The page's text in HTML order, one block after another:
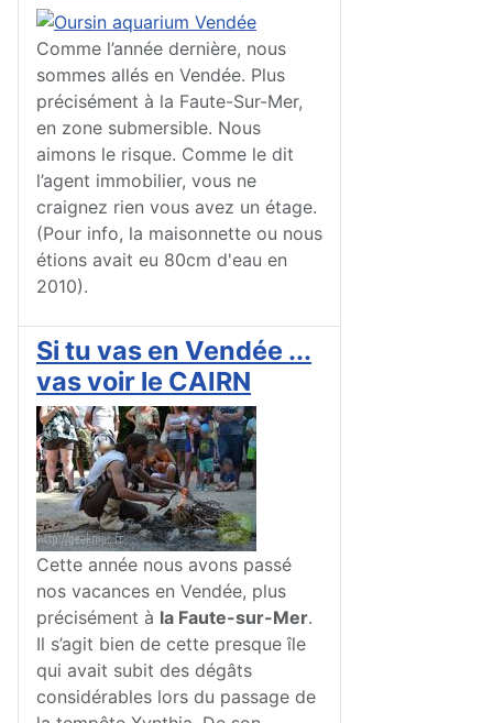
Comme l’année dernière, nous
sommes allés en Vendée. Plus
précisément à la Faute-Sur-Mer,
en zone submersible. Nous
aimons le risque. Comme le dit
l’agent immobilier, vous ne
craignez rien vous avez un étage.
(Pour info, la maisonnette ou nous
étions avait eu 80cm d'eau en
2010).
Si tu vas en Vendée ...
vas voir le CAIRN
Cette année nous avons passé
nos vacances en Vendée, plus
précisément à la Faute-sur-Mer.
Il s’agit bien de cette presque île
qui avait subit des dégâts
considérables lors du passage de